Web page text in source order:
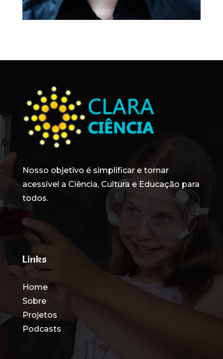
Nosso objetivo é simplificar e tornar
acessível a Ciência, Cultura e Educação para
todos.
Links
Home
Sobre
Projetos
Podcasts